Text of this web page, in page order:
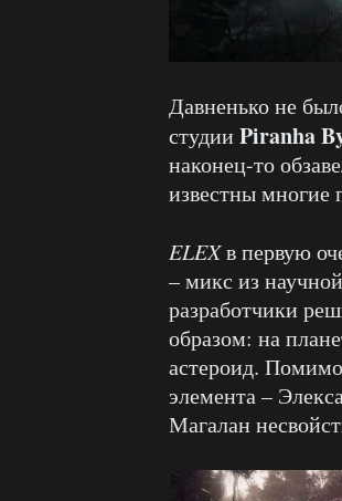
Давненько не
студии Piranha
наконец-то
известны многие
ELEXв первую
– микс из
разработчики
образом: на
астероид.
элемента –
Магалан